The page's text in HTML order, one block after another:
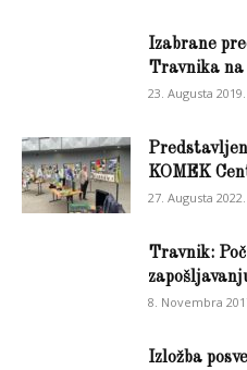
Izabrane
Travnika na
23. Augusta 2019.
KOMEK
27. Augusta 2022.
Travnik:
8. Novembra
Izložba